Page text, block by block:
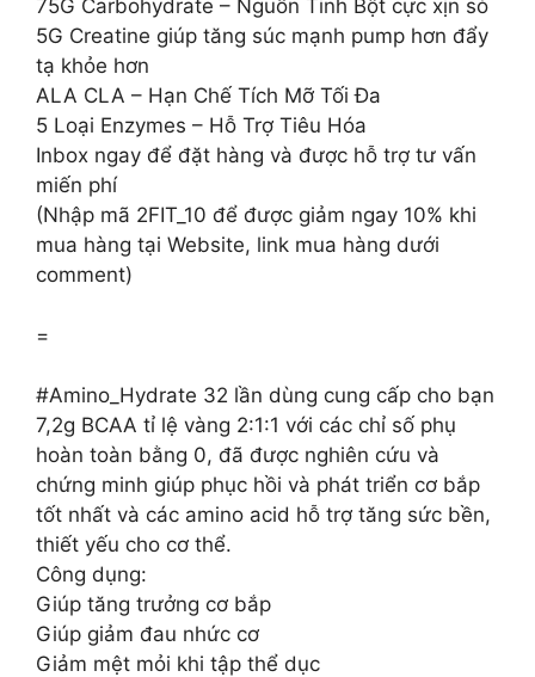
75G Carbohydrate – Nguồn Tinh Bột cực xịn sò
5G Creatine giúp tăng súc mạnh pump hơn đẩy
tạ khỏe hơn
ALA CLA – Hạn Chế Tích Mỡ Tối Đa
5 Loại Enzymes – Hỗ Trợ Tiêu Hóa
Inbox ngay để đặt hàng và được hỗ trợ tư vấn
miến phí
(Nhập mã 2FIT_10 để được giảm ngay 10% khi
mua hàng tại Website, link mua hàng dưới
comment)
=
#Amino_Hydrate 32 lần dùng cung cấp cho bạn
7,2g BCAA tỉ lệ vàng 2:1:1 với các chỉ số phụ
hoàn toàn bằng 0, đã được nghiên cứu và
chứng minh giúp phục hồi và phát triển cơ bắp
tốt nhất và các amino acid hỗ trợ tăng sức bền,
thiết yếu cho cơ thể.
Công dụng:
Giúp tăng trưởng cơ bắp
Giúp giảm đau nhức cơ
Giảm mệt mỏi khi tập thể dục